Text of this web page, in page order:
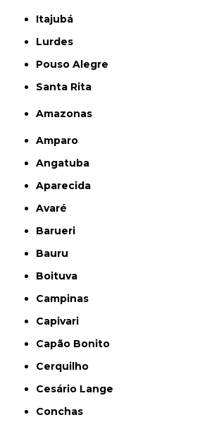
Itajubá
Lurdes
Pouso Alegre
Santa Rita
Amazonas
Amparo
Angatuba
Aparecida
Avaré
Barueri
Bauru
Boituva
Campinas
Capivari
Capão Bonito
Cerquilho
Cesário Lange
Conchas